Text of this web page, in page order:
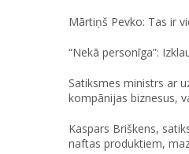
Mārtiņš Pevko: Tas ir
“Nekā personīga”:
Satiksmes ministrs ar
kompānijas biznesus,
Kaspars Briškens,
naftas produktiem,